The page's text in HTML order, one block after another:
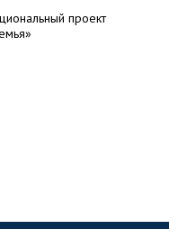
проект